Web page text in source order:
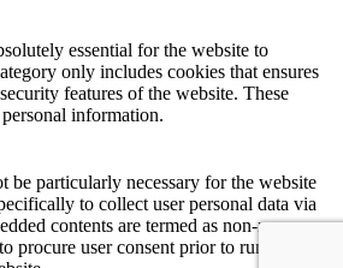
essential for the website to
only includes cookies that ensures
features of the website. These
information.
be particularly necessary for the website
to collect user personal data via
contents are termed as non-necessary
procure user consent prior to running